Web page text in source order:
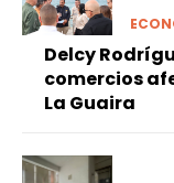
Delcy
comercios
La Guaira